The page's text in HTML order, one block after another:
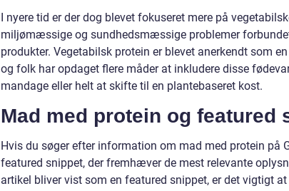
I nyere tid er der dog blevet fokuseret mere på
miljømæssige og sundhedsmæssige problemer
produkter. Vegetabilsk protein er blevet anerkendt som
og folk har opdaget flere måder at inkludere disse
mandage eller helt at skifte til en plantebaseret kost.
Mad med protein og featured
Hvis du søger efter information om mad med protein på
featured snippet, der fremhæver de mest relevante
artikel bliver vist som en featured snippet, er det vigtigt